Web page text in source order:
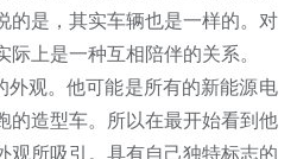
的是，其实车辆也是一样的。对
上是一种互相陪伴的关系。
外观。他可能是所有的新能源电
的造型车。所以在最开始看到他
观所吸引。具有自己独特标志的